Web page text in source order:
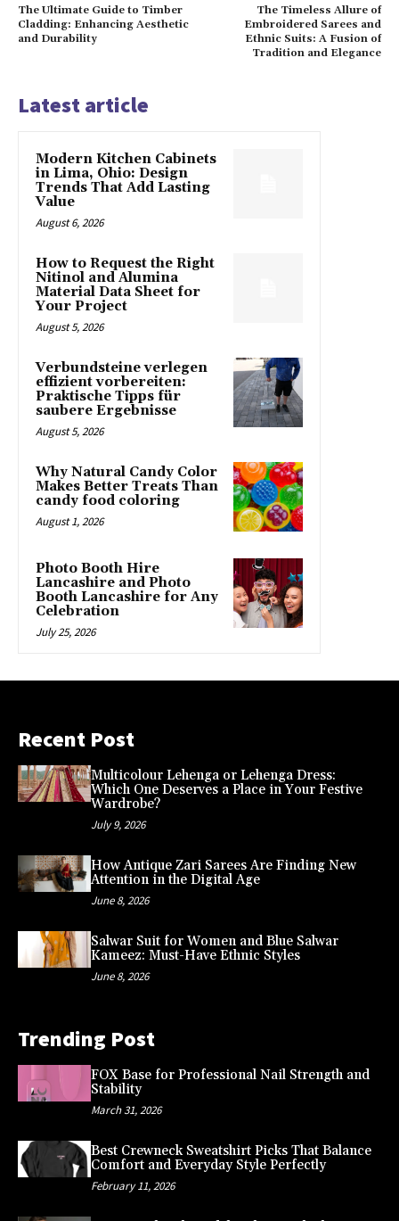
The Ultimate Guide to Timber
Cladding: Enhancing Aesthetic
and Durability
The Timeless Allure of
Embroidered Sarees and
Ethnic Suits: A Fusion of
Tradition and Elegance
Latest article
Modern Kitchen Cabinets
in Lima, Ohio: Design
Trends That Add Lasting
Value
August 6, 2026
How to Request the Right
Nitinol and Alumina
Material Data Sheet for
Your Project
August 5, 2026
Verbundsteine verlegen
effizient vorbereiten:
Praktische Tipps für
saubere Ergebnisse
August 5, 2026
Why Natural Candy Color
Makes Better Treats Than
candy food coloring
August 1, 2026
Photo Booth Hire
Lancashire and Photo
Booth Lancashire for Any
Celebration
July 25, 2026
Recent Post
Multicolour Lehenga or Lehenga Dress:
Which One Deserves a Place in Your Festive
Wardrobe?
July 9, 2026
How Antique Zari Sarees Are Finding New
Attention in the Digital Age
June 8, 2026
Salwar Suit for Women and Blue Salwar
Kameez: Must-Have Ethnic Styles
June 8, 2026
Trending Post
FOX Base for Professional Nail Strength and
Stability
March 31, 2026
Best Crewneck Sweatshirt Picks That Balance
Comfort and Everyday Style Perfectly
February 11, 2026